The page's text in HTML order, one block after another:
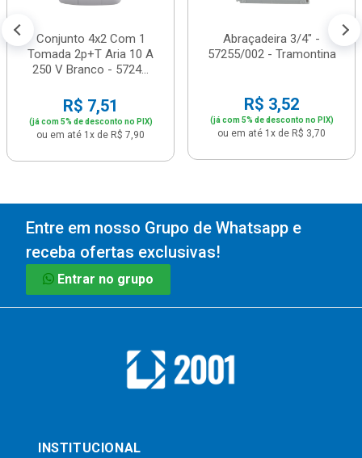
Conjunto 4x2 Com 1
Tomada 2p+T Aria 10 A
250 V Branco - 5724...
R$ 7,51
(já com 5% de desconto no PIX)
ou em até 1x de R$ 7,90
Abraçadeira 3/4" -
57255/002 - Tramontina
R$ 3,52
(já com 5% de desconto no PIX)
ou em até 1x de R$ 3,70
Entre em nosso Grupo de Whatsapp e
receba ofertas exclusivas!
Entrar no grupo
INSTITUCIONAL